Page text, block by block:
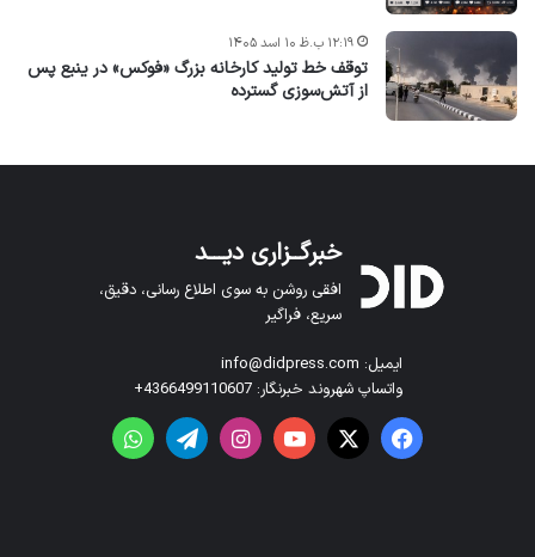
توقف خط تولید کارخانه بزرگ «فوکس» در ینبع پس
از آتش‌سوزی گسترده
۱۲:۱۹ ب.ظ ۱۰ اسد ۱۴۰۵
خبرگــزاری دیـــد
افقی روشن به سوی اطلاع رسانی، دقیق،
سریع، فراگیر
ایمیل: info@didpress.com
واتساپ شهروند خبرنگار: 4366499110607+
فیس بوک X یوتیوباینستاگرامتلگرامواتس آپ